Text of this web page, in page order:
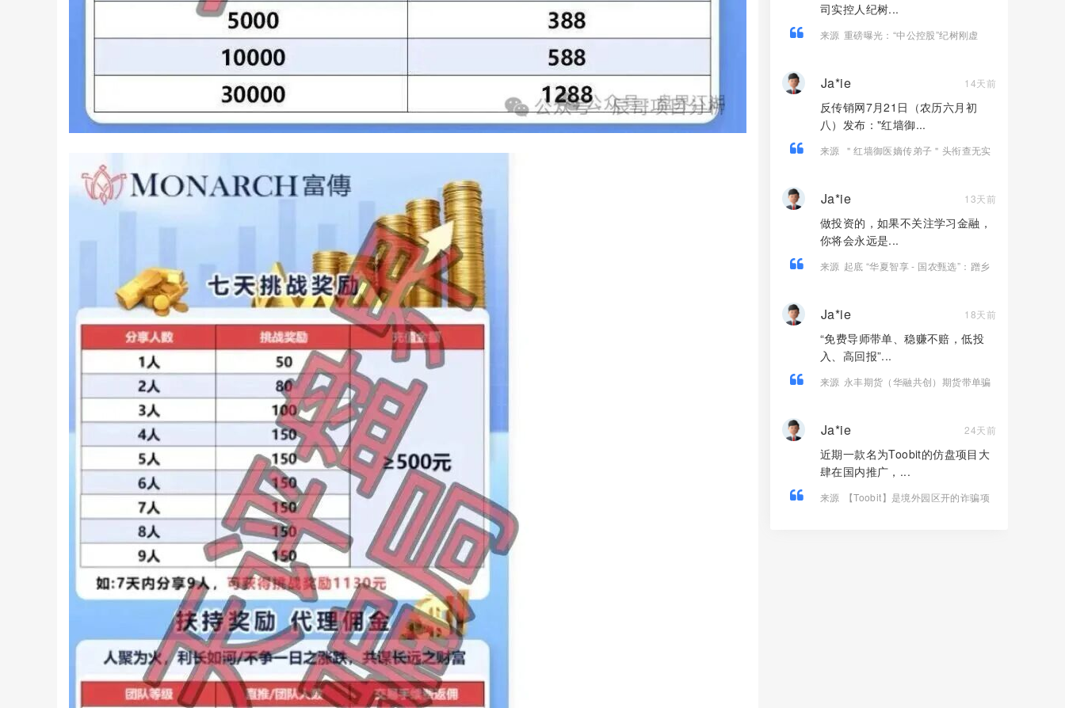
司实控人纪树...
来源 重磅曝光：“中公控股”纪树刚虚
Ja*ie 14天前
反传销网7月21日（农历六月初
八）发布："红墙御...
来源
＂红墙御医嫡传弟子＂头衔查无实
Ja*ie 13天前
做投资的，如果不关注学习金融，
你将会永远是...
来源 起底 “华夏智享 - 国农甄选”：蹭乡
Ja*ie 18天前
“免费导师带单、稳赚不赔，低投
入、高回报”...
来源 永丰期货（华融共创）期货带单骗
Ja*ie 24天前
近期一款名为Toobit的仿盘项目大
肆在国内推广，...
来源
【Toobit】是境外园区开的诈骗项